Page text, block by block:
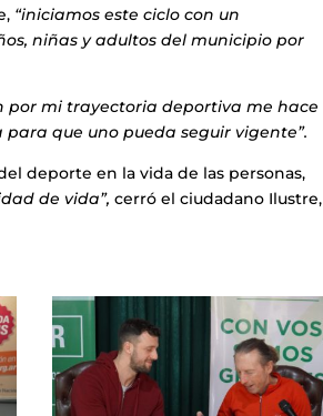
“iniciamos este ciclo con un
niñas y adultos del municipio por
por mi trayectoria deportiva me hace
que uno pueda seguir vigente”.
deporte en la vida de las personas,
de vida”,cerró el ciudadano Ilustre,